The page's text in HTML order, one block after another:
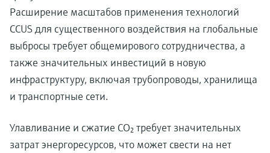
Расширение масштабов применения технологий
CCUS для существенного воздействия на глобальные
выбросы требует общемирового сотрудничества, а
также значительных инвестиций в новую
инфраструктуру, включая трубопроводы, хранилища
и транспортные сети.
Улавливание и сжатие CO₂ требует значительных
затрат энергоресурсов, что может свести на нет